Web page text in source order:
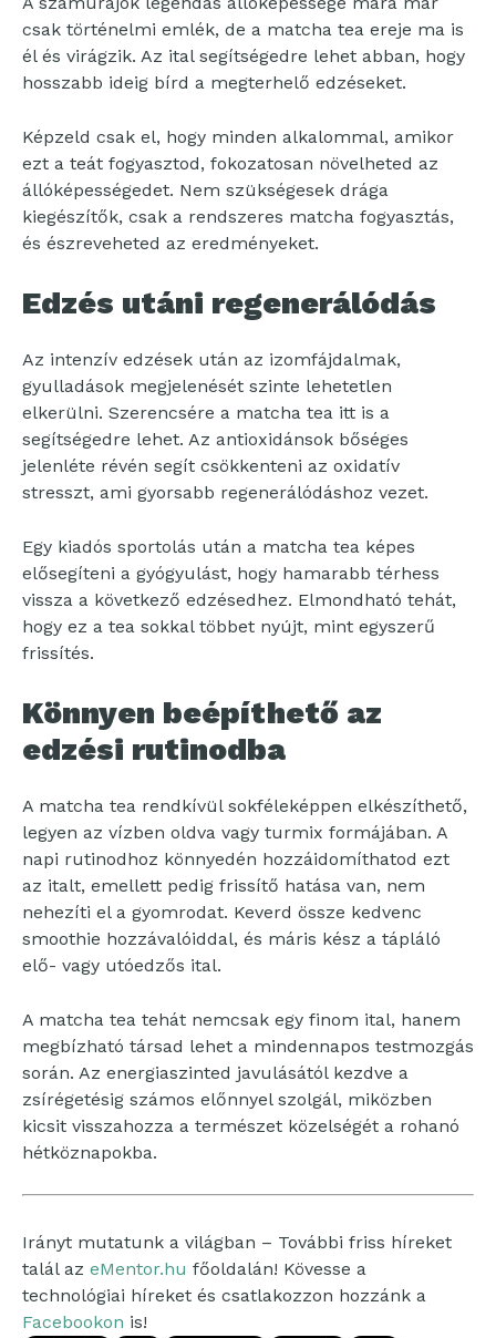
csak történelmi emlék, de a matcha tea ereje ma is
él és virágzik. Az ital segítségedre lehet abban, hogy
hosszabb ideig bírd a megterhelő edzéseket.
Képzeld csak el, hogy minden alkalommal, amikor
ezt a teát fogyasztod, fokozatosan növelheted az
állóképességedet. Nem szükségesek drága
kiegészítők, csak a rendszeres matcha fogyasztás,
és észreveheted az eredményeket.
Edzés utáni regenerálódás
Az intenzív edzések után az izomfájdalmak,
gyulladások megjelenését szinte lehetetlen
elkerülni. Szerencsére a matcha tea itt is a
segítségedre lehet. Az antioxidánsok bőséges
jelenléte révén segít csökkenteni az oxidatív
stresszt, ami gyorsabb regenerálódáshoz vezet.
Egy kiadós sportolás után a matcha tea képes
elősegíteni a gyógyulást, hogy hamarabb térhess
vissza a következő edzésedhez. Elmondható tehát,
hogy ez a tea sokkal többet nyújt, mint egyszerű
frissítés.
Könnyen beépíthető az
edzési rutinodba
A matcha tea rendkívül sokféleképpen elkészíthető,
legyen az vízben oldva vagy turmix formájában. A
napi rutinodhoz könnyedén hozzáidomíthatod ezt
az italt, emellett pedig frissítő hatása van, nem
nehezíti el a gyomrodat. Keverd össze kedvenc
smoothie hozzávalóiddal, és máris kész a tápláló
elő- vagy utóedzős ital.
A matcha tea tehát nemcsak egy finom ital, hanem
megbízható társad lehet a mindennapos testmozgás
során. Az energiaszinted javulásától kezdve a
zsírégetésig számos előnnyel szolgál, miközben
kicsit visszahozza a természet közelségét a rohanó
hétköznapokba.
Irányt mutatunk a világban – További friss híreket
talál az eMentor.hu főoldalán! Kövesse a
technológiai híreket és csatlakozzon hozzánk a
Facebookon is!